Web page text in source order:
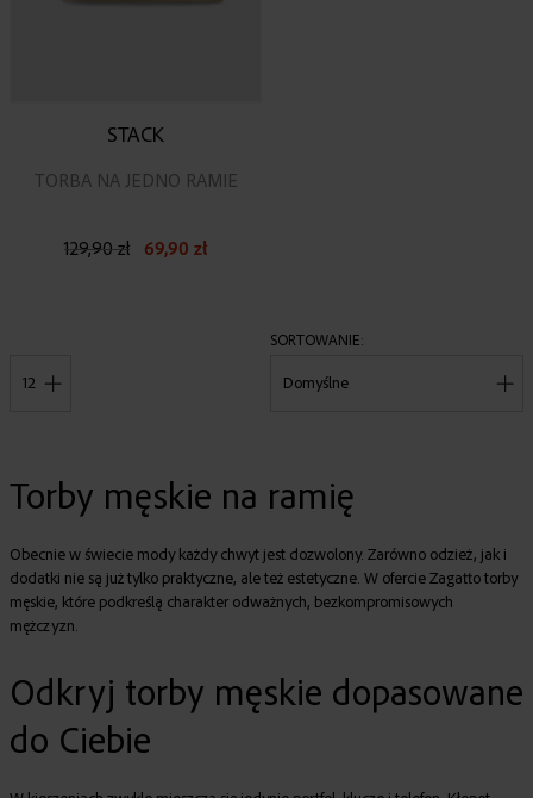
STACK
TORBA NA JEDNO RAMIE
69,90 zł
129,90 zł
SORTOWANIE
Torby męskie na ramię
Obecnie w świecie mody każdy chwyt jest dozwolony. Zarówno odzież, jak i
dodatki nie są już tylko praktyczne, ale też estetyczne. W ofercie Zagatto torby
męskie, które podkreślą charakter odważnych, bezkompromisowych
mężczyzn.
Odkryj torby męskie dopasowane
do Ciebie